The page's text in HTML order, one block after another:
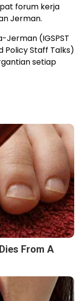
forum kerja
Jerman.
Jerman (IGSPST
Policy Staff Talks)
setiap
From A